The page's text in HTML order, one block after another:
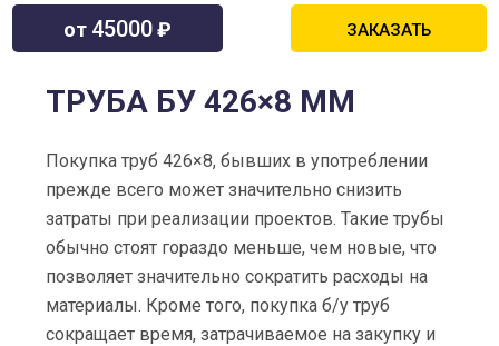
от 45000₽ ЗАКАЗАТЬ
ТРУБА БУ 426×8 ММ
Покупка труб 426×8, бывших в употреблении
прежде всего может значительно снизить
затраты при реализации проектов. Такие трубы
обычно стоят гораздо меньше, чем новые, что
позволяет значительно сократить расходы на
материалы. Кроме того, покупка б/у труб
сокращает время, затрачиваемое на закупку и